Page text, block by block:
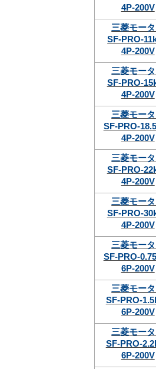
4P-200V
三菱モー
SF-PRO-
4P-200V
三菱モー
SF-PRO-
4P-200V
三菱モー
SF-PRO-
4P-200V
三菱モー
SF-PRO-
4P-200V
三菱モー
SF-PRO-
4P-200V
三菱モー
SF-PRO-
6P-200V
三菱モー
SF-PRO-
6P-200V
三菱モー
SF-PRO-
6P-200V